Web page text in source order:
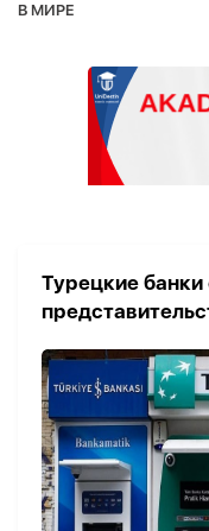
В МИРЕ
Турецкие